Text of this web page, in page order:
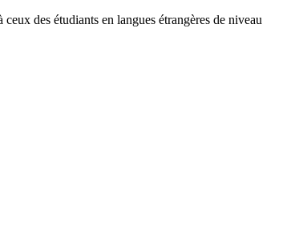
des étudiants en langues étrangères de niveau